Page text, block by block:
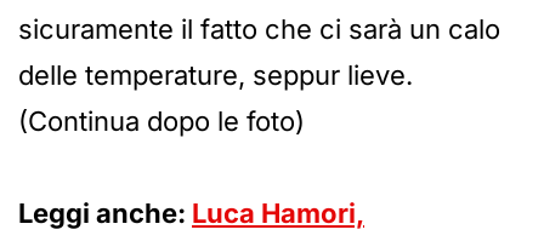
sicuramente il fatto che ci sarà un calo
delle temperature, seppur lieve.
(Continua dopo le foto)
Leggi anche: Luca Hamori,